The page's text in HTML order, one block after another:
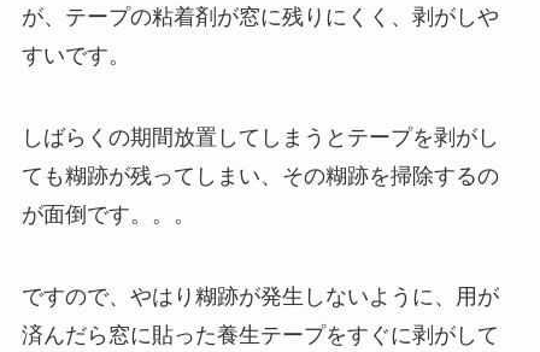
が、テープの粘着剤が窓に残りにくく、剥がしや
すいです。
しばらくの期間放置してしまうとテープを剥がし
ても糊跡が残ってしまい、その糊跡を掃除するの
が面倒です。。。
ですので、やはり糊跡が発生しないように、用が
済んだら窓に貼った養生テープをすぐに剥がして